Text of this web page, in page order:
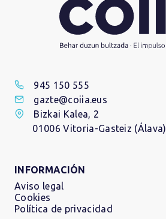
945 150 555
gazte@coiia.eus
Bizkai Kalea, 2
01006 Vitoria-Gasteiz (Álava)
INFORMACIÓN
Aviso legal
Cookies
Política de privacidad